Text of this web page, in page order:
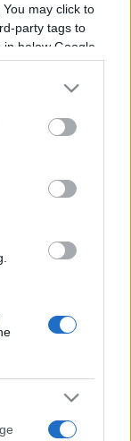
may click to
party tags to
below Google
>
2025